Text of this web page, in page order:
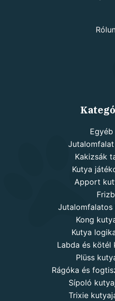
Egyéb
Kakizsák
Kutya
Apport
Kong
Kutya
Labda és kötél
Plüss
Rágóka és
Sípoló
Trixie